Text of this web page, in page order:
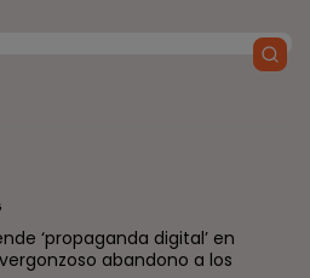
‘propaganda digital’ en
abandono a los